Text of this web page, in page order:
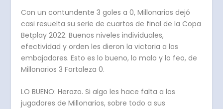
Con un contundente 3 goles a 0, Millonarios dejó
casi resuelta su serie de cuartos de final de la Copa
Betplay 2022. Buenos niveles individuales,
efectividad y orden les dieron la victoria a los
embajadores. Esto es lo bueno, lo malo y lo feo, de
Millonarios 3 Fortaleza 0.
LO BUENO: Herazo. Si algo les hace falta a los
jugadores de Millonarios, sobre todo a sus